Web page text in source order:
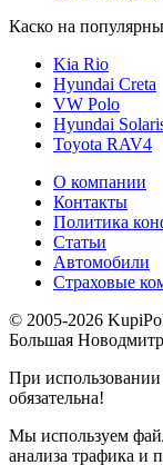
Каско на
Kia Rio
Hyundai Creta
VW Polo
Hyundai
Toyota RAV4
О компании
Контакты
Политика
Статьи
Автомобили
Страховые
© 2005-2026
Большая
При
обязательна!
Мы используем
анализа трафика и